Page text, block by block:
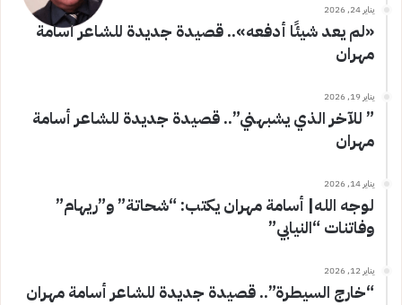
يناير 24, 2026
«لم يعد شيئًا أدفعه».. قصيدة جديدة للشاعر أسامة
مهران
يناير 19, 2026
” للآخر الذي يشبهني”.. قصيدة جديدة للشاعر أسامة
مهران
يناير 14, 2026
لوجه الله| أسامة مهران يكتب: “شحاتة” و”ريهام”
وفاتنات “النيابي”
يناير 12, 2026
“خارج السيطرة”.. قصيدة جديدة للشاعر أسامة مهران